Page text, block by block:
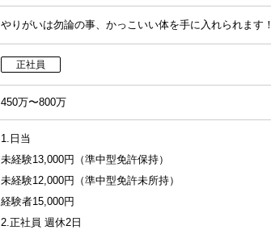
やりがいは勿論の事、かっこいい体を手に入れられます！
正社員
450万〜800万
1.日当
未経験13,000円（準中型免許保持）
未経験12,000円（準中型免許未所持）
経験者15,000円
2.正社員 週休2日